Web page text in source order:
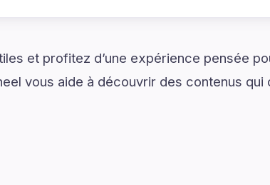
et profitez d’une expérience pensée
vous aide à découvrir des contenus